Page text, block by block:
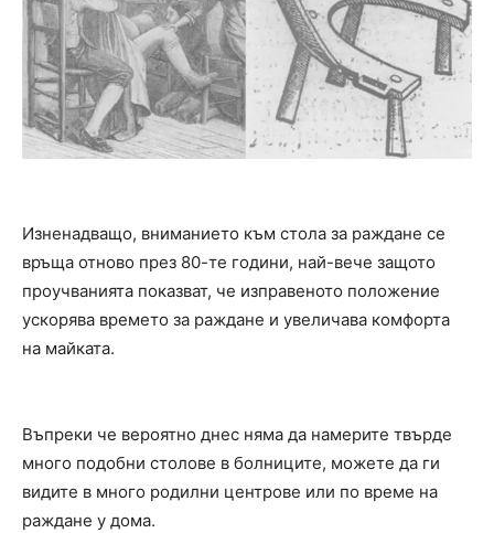
Изненадващо, вниманието към стола за раждане се
връща отново през 80-те години, най-вече защото
проучванията показват, че изправеното положение
ускорява времето за раждане и увеличава комфорта
на майката.
Въпреки че вероятно днес няма да намерите твърде
много подобни столове в болниците, можете да ги
видите в много родилни центрове или по време на
раждане у дома.